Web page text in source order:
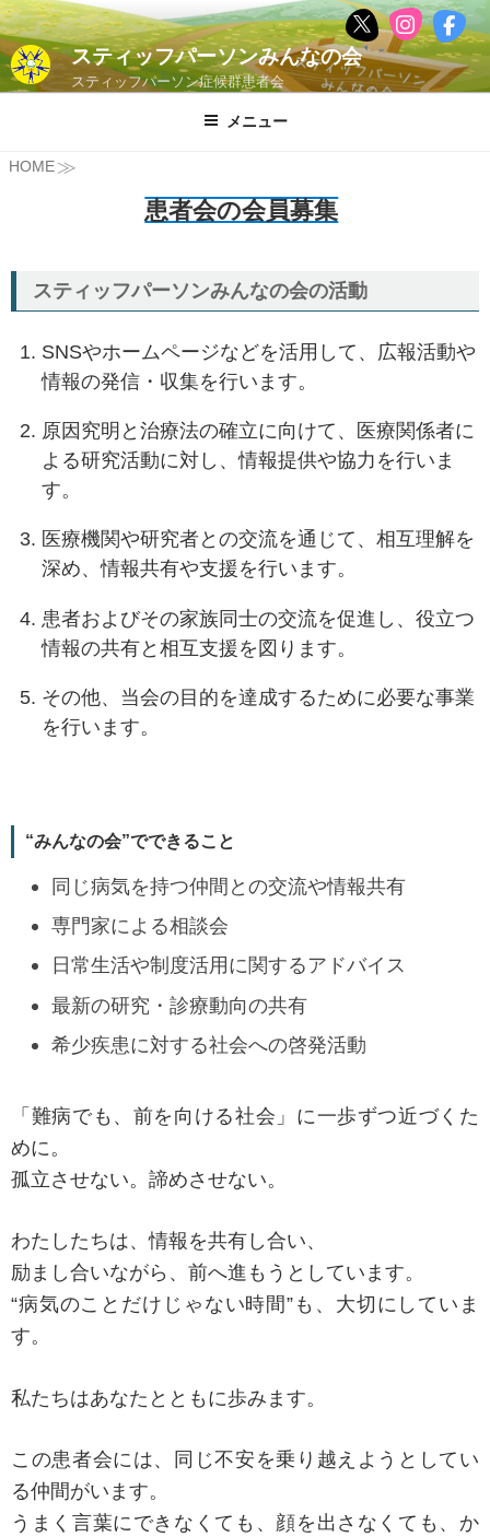
コ
ン
テ
ン
ス
スティッフパーソンみんなの会
スティッフパーソン症候群患者会
メニュー
HOME≫
患者会の会員募集
スティッフパーソンみんなの会の活動
SNSやホームページなどを活用して、広報活動や
情報の発信・収集を行います。
原因究明と治療法の確立に向けて、医療関係者に
よる研究活動に対し、情報提供や協力を行いま
す。
医療機関や研究者との交流を通じて、相互理解を
深め、情報共有や支援を行います。
患者およびその家族同士の交流を促進し、役立つ
情報の共有と相互支援を図ります。
その他、当会の目的を達成するために必要な事業
を行います。
“みんなの会”でできること
同じ病気を持つ仲間との交流や情報共有
専門家による相談会
日常生活や制度活用に関するアドバイス
最新の研究・診療動向の共有
希少疾患に対する社会への啓発活動
「難病でも、前を向ける社会」に一歩ずつ近づくた
めに。
孤立させない。諦めさせない。
わたしたちは、情報を共有し合い、
励まし合いながら、前へ進もうとしています。
“病気のことだけじゃない時間”も、大切にしていま
す。
私たちはあなたとともに歩みます。
この患者会には、同じ不安を乗り越えようとしてい
る仲間がいます。
うまく言葉にできなくても、顔を出さなくても、か